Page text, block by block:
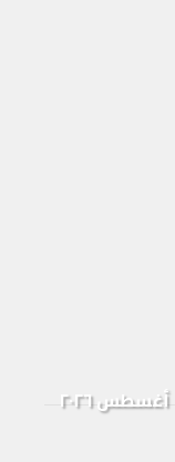
خدمة الكنيسة المباشر يوم الأحد ٢ أغسطس ٢٠٢٦